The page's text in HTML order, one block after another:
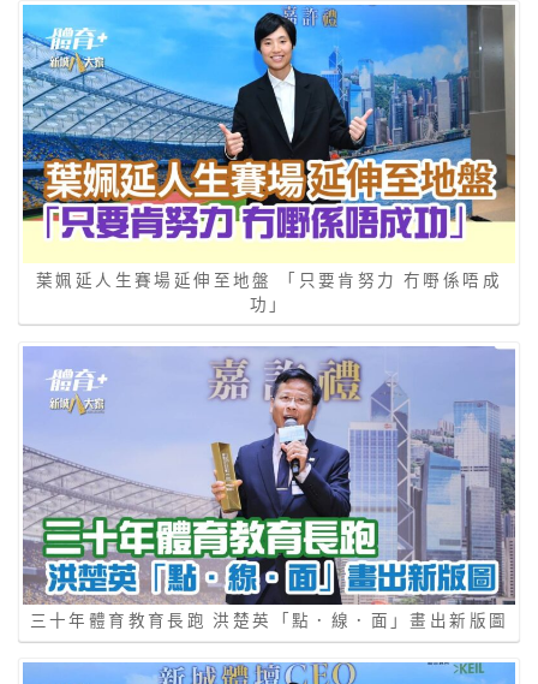
葉姵延人生賽場延伸至地盤 「只要肯努力 冇嘢係唔成
功」
三十年體育教育長跑 洪楚英「點．線．面」畫出新版圖